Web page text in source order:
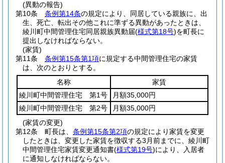
(異動の報告)
第10条
条例第14条の規定により、同居している親族に、出
生、死亡、転出その他これに準ずる異動があったときは、
綾川町中間管理住宅同居親族異動届(様式第18号)を町長に
提出しなければならない。
(家賃)
第11条
条例第15条第1項に規定する中間管理住宅の家賃
は、次のとおりとする。
名称
家賃
綾川町中間管理住宅 第1号
月額35,000円
綾川町中間管理住宅 第2号
月額35,000円
(家賃の変更)
第12条
町長は、 条例第15条第2項の規定により家賃を変更
したときは、変更した家賃を徴収する3月前までに、綾川町
中間管理住宅家賃変更通知書(様式第19号)により、入居者
に通知しなければならない。